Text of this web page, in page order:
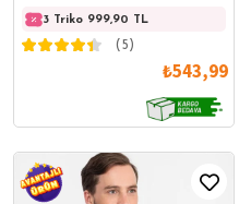
Triko Kazak
3 Triko 999,90 TL
(5)
₺543,99